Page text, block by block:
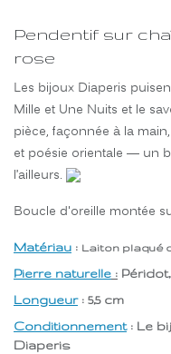
Pendentif sur
rose
Les bijoux Diaperis
Mille et Une Nuits et le
pièce, façonnée à la
et poésie orientale — un
l’ailleurs.
Boucle d'oreille montée
Matériau : Laiton plaqué
Pierre naturelle :
Longueur: 5,5 cm
Conditionnement: Le
Diaperis